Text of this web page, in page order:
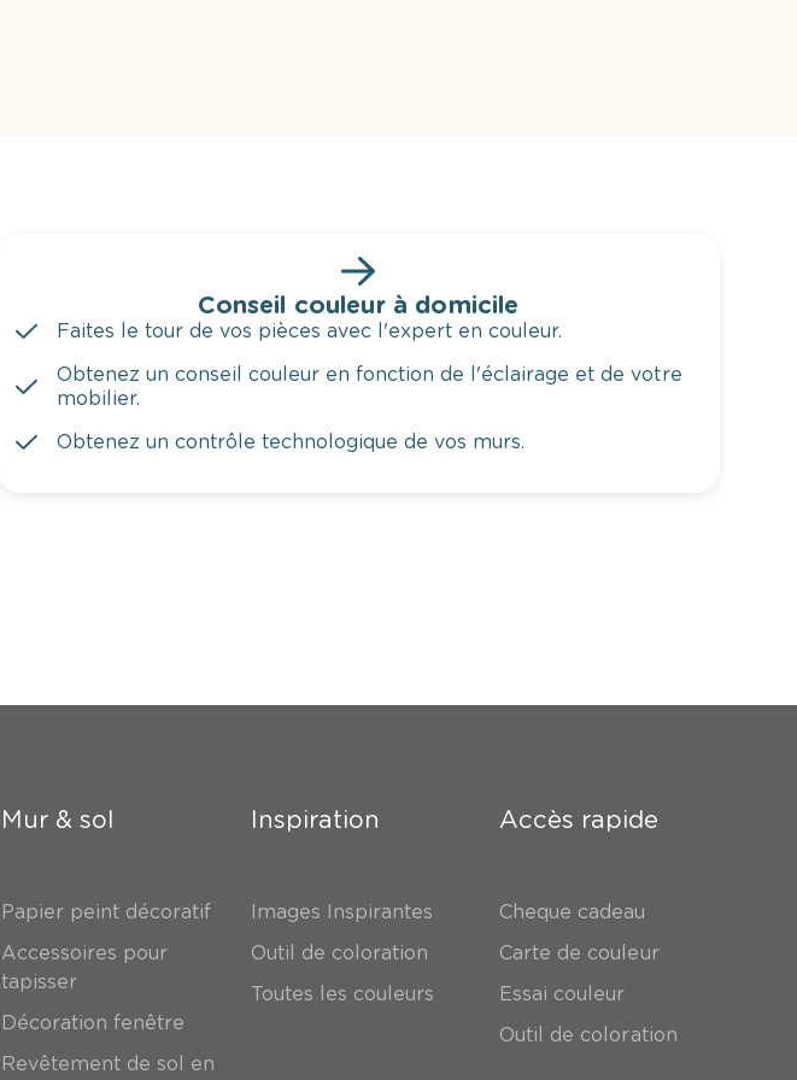
Conseil couleur à domicile
Faites le tour de vos pièces avec l'expert en couleur.
Obtenez un conseil couleur en fonction de l'éclairage et de votre
mobilier.
Obtenez un contrôle technologique de vos murs.
Mur & sol
Papier peint décoratif
Accessoires pour
tapisser
Décoration fenêtre
Revêtement de sol en
Inspiration
Images Inspirantes
Outil de coloration
Toutes les couleurs
Accès rapide
Cheque cadeau
Carte de couleur
Essai couleur
Outil de coloration